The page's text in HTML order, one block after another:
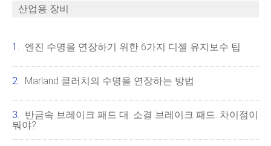
산업용 장비
엔진 수명을 연장하기 위한 6가지 디젤 유지보수 팁
Marland 클러치의 수명을 연장하는 방법
반금속 브레이크 패드 대. 소결 브레이크 패드. 차이점이
뭐야?